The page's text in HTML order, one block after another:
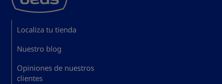
Localiza tu tienda
Nuestro blog
Opiniones de nuestros
clientes